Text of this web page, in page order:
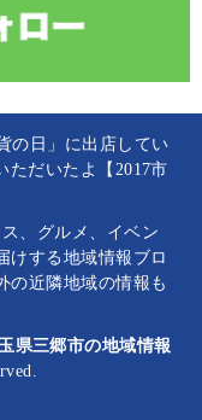
の日」に出店してい
ただいたよ【2017市
、グルメ、イベン
けする地域情報ブロ
の近隣地域の情報も
県三郷市の地域情報